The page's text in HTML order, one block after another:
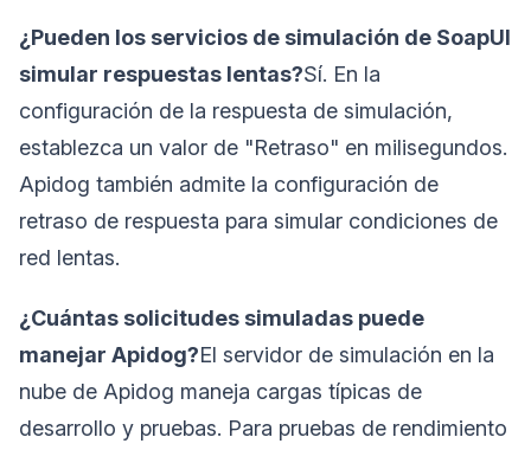
¿Pueden los servicios de simulación de SoapUI
simular respuestas lentas?Sí. En la
configuración de la respuesta de simulación,
establezca un valor de "Retraso" en milisegundos.
Apidog también admite la configuración de
retraso de respuesta para simular condiciones de
red lentas.
¿Cuántas solicitudes simuladas puede
manejar Apidog?El servidor de simulación en la
nube de Apidog maneja cargas típicas de
desarrollo y pruebas. Para pruebas de rendimiento